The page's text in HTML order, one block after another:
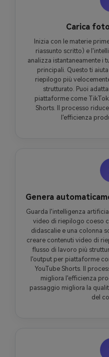
Carica
Inizia con le materie
riassunto scritto) e
analizza istantaneamente i
principali. Questo ti
riepilogo più
strutturato. Puoi
piattaforme come
Shorts. Il processo
l'efficienza
Genera
Guarda l'intelligenza
video di riepilogo coeso
didascalie e una colonna
creare contenuti video di
flusso di lavoro più
l'output per piattaforme
YouTube Shorts. Il
migliora l'efficienza
passaggio migliora la
del